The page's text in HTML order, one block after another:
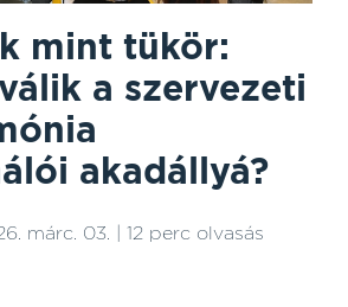
mint tükör:
a szervezeti
akadállyá?
márc. 03. | 12 perc olvasás